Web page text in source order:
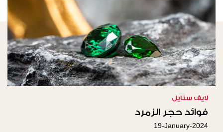
لايف ستايل
فوائد حجر الزمرد
19-January-2024